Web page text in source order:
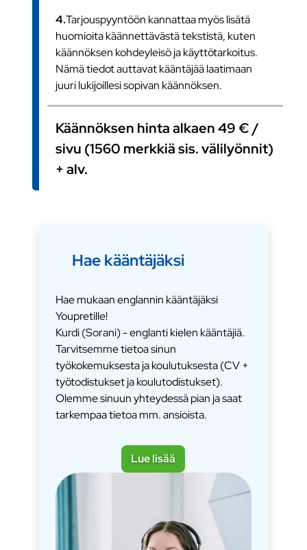
4.Tarjouspyyntöön kannattaa myös lisätä
huomioita käännettävästä tekstistä, kuten
käännöksen kohdeyleisö ja käyttötarkoitus.
Nämä tiedot auttavat kääntäjää laatimaan
juuri lukijoillesi sopivan käännöksen.
Käännöksen hinta alkaen 49 € /
sivu (1560 merkkiä sis. välilyönnit)
+ alv.
Hae kääntäjäksi
Hae mukaan englannin kääntäjäksi
Youpretille!
Kurdi (Sorani) - englanti kielen kääntäjiä.
Tarvitsemme tietoa sinun
työkokemuksesta ja koulutuksesta (CV +
työtodistukset ja koulutodistukset).
Olemme sinuun yhteydessä pian ja saat
tarkempaa tietoa mm. ansioista.
Lue lisää